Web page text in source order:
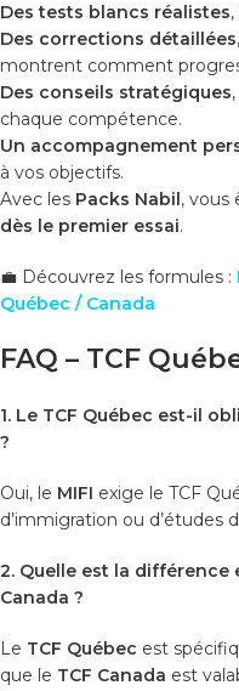
Des tests blancs réalistes
Des corrections détaillées
montrent comment
Des conseils stratégiques
chaque compétence.
Un accompagnement
à vos objectifs.
Avec les Packs Nabil , vous
dès le premier essai.
💼 Découvrez les formules :
Québec / Canada
FAQ – TCF
1. Le TCF Québec est-il
?
Oui, le MIFI exige le TCF
d’immigration ou d’études
2. Quelle est la différence
Canada ?
Le TCF Québec est
que le TCF Canada est